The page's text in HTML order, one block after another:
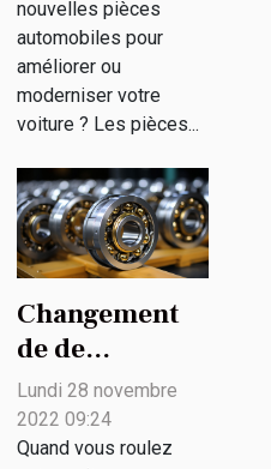
véhicule ?
nouvelles pièces
automobiles pour
améliorer ou
moderniser votre
voiture ? Les pièces...
Changement
de de
roulement
avant arrière
de voiture: que
Lundi 28 novembre
2022 09:24
Quand vous roulez